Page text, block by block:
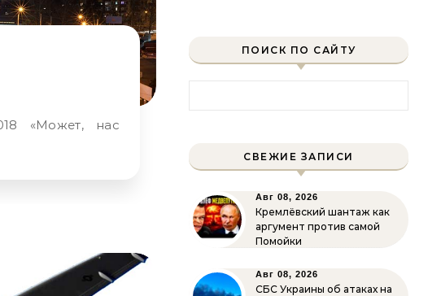
ПОИСК ПО САЙТУ
СВЕЖИЕ ЗАПИСИ
Авг 08, 2026
Кремлёвский шантаж как
аргумент против самой
Помойки
Авг 08, 2026
СБС Украины об атаках на